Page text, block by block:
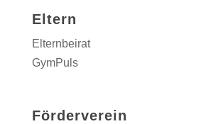
Eltern
Elternbeirat
GymPuls
Förderverein